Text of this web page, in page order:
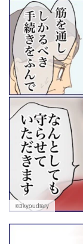
©3kyoudiary